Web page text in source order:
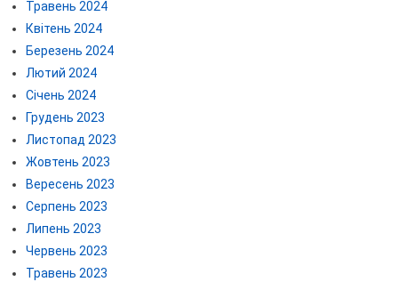
Травень 2024
Квітень 2024
Березень 2024
Лютий 2024
Січень 2024
Грудень 2023
Листопад 2023
Жовтень 2023
Вересень 2023
Серпень 2023
Липень 2023
Червень 2023
Травень 2023